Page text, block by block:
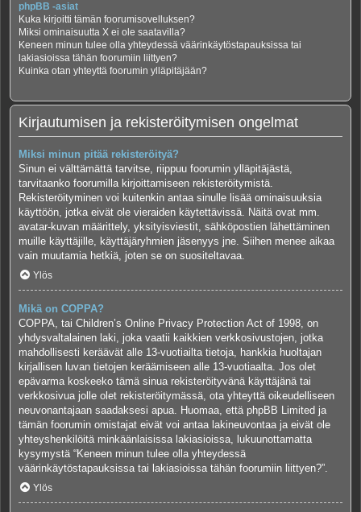
phpBB -asiat
Kuka kirjoitti tämän foorumisovelluksen?
Miksi ominaisuutta X ei ole saatavilla?
Keneen minun tulee olla yhteydessä väärinkäytöstapauksissa tai
lakiasioissa tähän foorumiin liittyen?
Kuinka otan yhteyttä foorumin ylläpitäjään?
Kirjautumisen ja rekisteröitymisen ongelmat
Miksi minun pitää rekisteröityä?
Sinun ei välttämättä tarvitse, riippuu foorumin ylläpitäjästä,
tarvitaanko foorumilla kirjoittamiseen rekisteröitymistä.
Rekisteröityminen voi kuitenkin antaa sinulle lisää ominaisuuksia
käyttöön, jotka eivät ole vieraiden käytettävissä. Näitä ovat mm.
avatar-kuvan määrittely, yksityisviestit, sähköpostien lähettäminen
muille käyttäjille, käyttäjäryhmien jäsenyys jne. Siihen menee aikaa
vain muutamia hetkiä, joten se on suositeltavaa.
Ylös
Mikä on COPPA?
COPPA, tai Children’s Online Privacy Protection Act of 1998, on
yhdysvaltalainen laki, joka vaatii kaikkien verkkosivustojen, jotka
mahdollisesti keräävät alle 13-vuotiailta tietoja, hankkia huoltajan
kirjallisen luvan tietojen keräämiseen alle 13-vuotiaalta. Jos olet
epävarma koskeeko tämä sinua rekisteröityvänä käyttäjänä tai
verkkosivua jolle olet rekisteröitymässä, ota yhteyttä oikeudelliseen
neuvonantajaan saadaksesi apua. Huomaa, että phpBB Limited ja
tämän foorumin omistajat eivät voi antaa lakineuvontaa ja eivät ole
yhteyshenkilöitä minkäänlaisissa lakiasioissa, lukuunottamatta
kysymystä “Keneen minun tulee olla yhteydessä
väärinkäytöstapauksissa tai lakiasioissa tähän foorumiin liittyen?”.
Ylös